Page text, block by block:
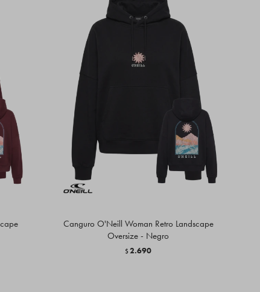
Canguro O'Neill Woman Retro Landscape
Oversize - Negro
$2.690